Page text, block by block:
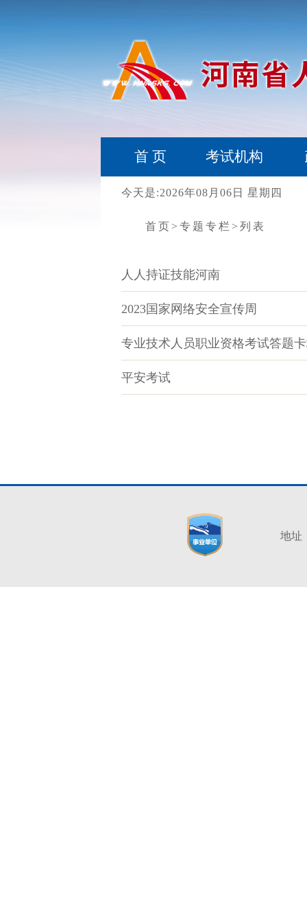
首 页 考试机构
今天是:2026年08月06日 星期四
首页 >专题专栏 >列表
人人持证技能河南
2023国家网络安全宣传周
专业技术人员职业资格考试答题
平安考试
地址